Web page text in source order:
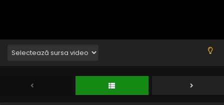
Norma eliberată
Eps 6 - Norma eliberată - 7 September, 2025
Naruto: Shippuden – Sezonul 1 Episodul 5 – Ca și